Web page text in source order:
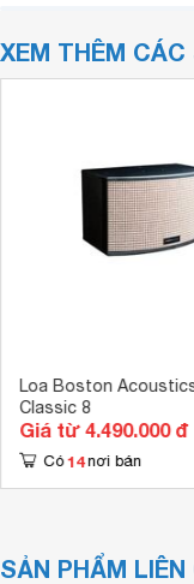
XEM THÊM
Loa Boston
Classic 8
Giá từ 4.490.000 đ
Có 14 nơi bán
SẢN PHẨM LIÊN